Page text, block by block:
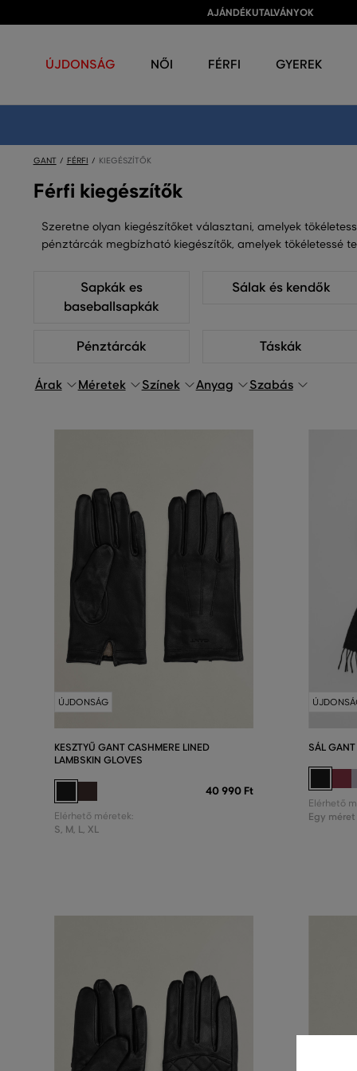
AJÁNDÉKUTALVÁNYOK
ÚJDONSÁG NŐI FÉRFI GYEREK
GANT FÉRFI KIEGÉSZÍTŐK
Férfi kiegészítők
Szeretne olyan kiegészítőket választani, amelyek
pénztárcák megbízható kiegészítők, amelyek tökéletessé
Sapkák es
baseballsapkák
Sálak és kendők
Pénztárcák Táskák
Árak Méretek Színek Anyag Szabás
ÚJDONSÁG
KESZTYŰ GANT CASHMERE LINED
LAMBSKIN GLOVES
40 990 Ft
Elérhető méretek:
S, M, L, XL
SÁL
Elérhető
Egy méret